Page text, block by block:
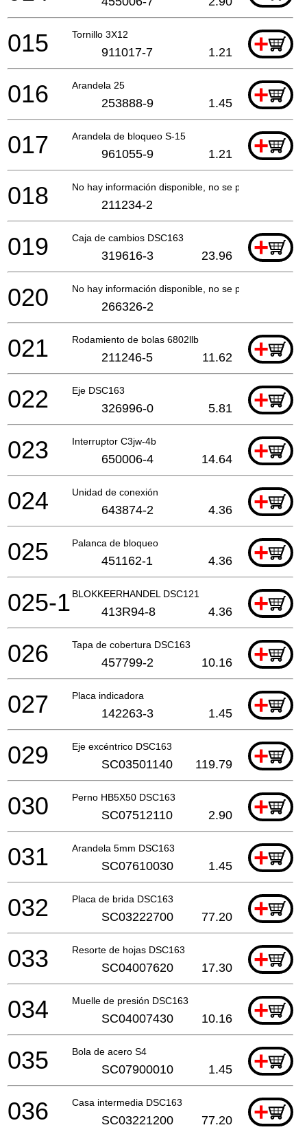
Tornillo 3X12 +
015 911017-7 1.21
Arandela 25 +
016 253888-9 1.45
Arandela de bloqueo S-15 +
017 961055-9 1.21
No hay información disponible, no se puede pedir
018 211234-2
Caja de cambios DSC163 +
019 319616-3 23.96
No hay información disponible, no se puede pedir
020 266326-2
Rodamiento de bolas 6802llb +
021 211246-5 11.62
Eje DSC163 +
022 326996-0 5.81
Interruptor C3jw-4b +
023 650006-4 14.64
Unidad de conexión +
024 643874-2 4.36
Palanca de bloqueo +
025 451162-1 4.36
BLOKKEERHANDEL DSC121 +
025-1 413R94-8 4.36
Tapa de cobertura DSC163 +
026 457799-2 10.16
Placa indicadora +
027 142263-3 1.45
Eje excéntrico DSC163 +
029 SC03501140 119.79
Perno HB5X50 DSC163 +
030 SC07512110 2.90
Arandela 5mm DSC163 +
031 SC07610030 1.45
Placa de brida DSC163 +
032 SC03222700 77.20
Resorte de hojas DSC163 +
033 SC04007620 17.30
Muelle de presión DSC163 +
034 SC04007430 10.16
Bola de acero S4 +
035 SC07900010 1.45
Casa intermedia DSC163 +
036 SC03221200 77.20